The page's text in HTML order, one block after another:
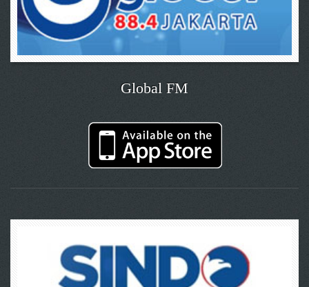
Global FM